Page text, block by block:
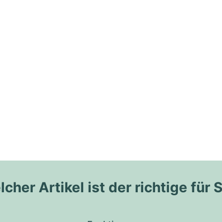
Artikel ist der richtige für